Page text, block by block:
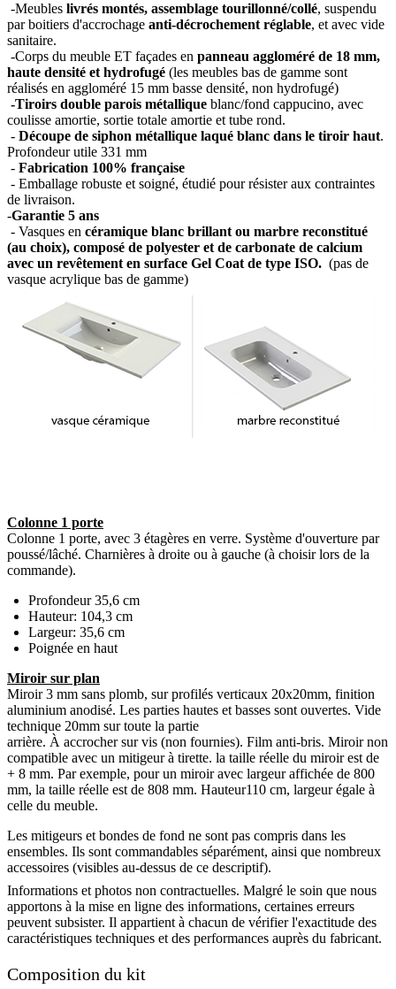
-Meubles livrés montés, assemblage tourillonné/collé, suspendu
par boitiers d'accrochage anti-décrochement réglable, et avec vide
sanitaire.
-Corps du meuble ET façades en panneau aggloméré de 18 mm,
haute densité et hydrofugé (les meubles bas de gamme sont
réalisés en aggloméré 15 mm basse densité, non hydrofugé)
-Tiroirs double parois métallique blanc/fond cappucino, avec
coulisse amortie, sortie totale amortie et tube rond.
- Découpe de siphon métallique laqué blanc dans le tiroir haut.
Profondeur utile 331 mm
- Fabrication 100% française
- Emballage robuste et soigné, étudié pour résister aux contraintes
de livraison.
-Garantie 5 ans
- Vasques en céramique blanc brillant ou marbre reconstitué
(au choix), composé de polyester et de carbonate de calcium
avec un revêtement en surface Gel Coat de type ISO. (pas de
vasque acrylique bas de gamme)
Colonne 1 porte
Colonne 1 porte, avec 3 étagères en verre. Système d'ouverture par
poussé/lâché. Charnières à droite ou à gauche (à choisir lors de la
commande).
Profondeur 35,6 cm
Hauteur: 104,3 cm
Largeur: 35,6 cm
Poignée en haut
Miroir sur plan
Miroir 3 mm sans plomb, sur profilés verticaux 20x20mm, finition
aluminium anodisé. Les parties hautes et basses sont ouvertes. Vide
technique 20mm sur toute la partie
arrière. À accrocher sur vis (non fournies). Film anti-bris. Miroir non
compatible avec un mitigeur à tirette. la taille réelle du miroir est de
+ 8 mm. Par exemple, pour un miroir avec largeur affichée de 800
mm, la taille réelle est de 808 mm. Hauteur110 cm, largeur égale à
celle du meuble.
Les mitigeurs et bondes de fond ne sont pas compris dans les
ensembles. Ils sont commandables séparément, ainsi que nombreux
accessoires (visibles au-dessus de ce descriptif).
Informations et photos non contractuelles. Malgré le soin que nous
apportons à la mise en ligne des informations, certaines erreurs
peuvent subsister. Il appartient à chacun de vérifier l'exactitude des
caractéristiques techniques et des performances auprès du fabricant.
Composition du kit